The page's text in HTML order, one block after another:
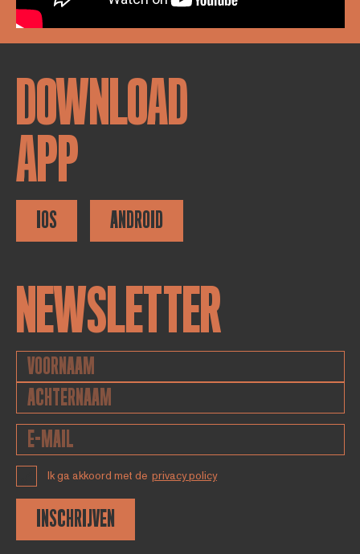
DOWNLOAD
APP
IOS ANDROID
NEWSLETTER
Ik ga akkoord met de privacy policy
INSCHRIJVEN